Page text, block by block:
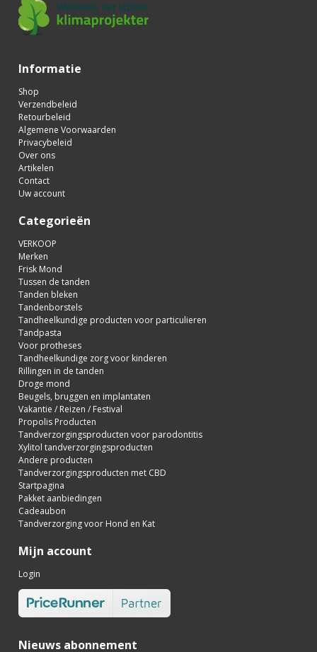
Informatie
Shop
Verzendbeleid
Retourbeleid
Algemene Voorwaarden
Privacybeleid
Over ons
Artikelen
Contact
Uw account
Categorieën
VERKOOP
Merken
Frisk Mond
Tussen de tanden
Tanden bleken
Tandenborstels
Tandheelkundige producten voor particulieren
Tandpasta
Voor protheses
Tandheelkundige zorg voor kinderen
Rillingen in de tanden
Droge mond
Beugels, bruggen en implantaten
Vakantie / Reizen / Festival
Propolis Producten
Tandverzorgingsproducten voor parodontitis
Xylitol tandverzorgingsproducten
Andere producten
Tandverzorgingsproducten met CBD
Startpagina
Pakket aanbiedingen
Cadeaubon
Tandverzorging voor Hond en Kat
Mijn account
Login
Nieuws abonnement